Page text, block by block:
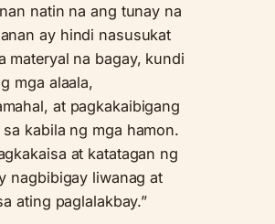
natin na ang tunay na
ay hindi nasusukat
materyal na bagay, kundi
mga alaala,
at pagkakaibigang
kabila ng mga hamon.
at katatagan ng
nagbibigay liwanag at
ating paglalakbay.”